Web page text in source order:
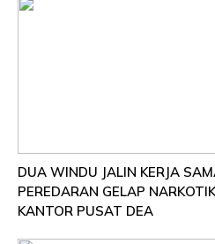
DUA WINDU JALIN KERJA
PEREDARAN GELAP
KANTOR PUSAT DEA